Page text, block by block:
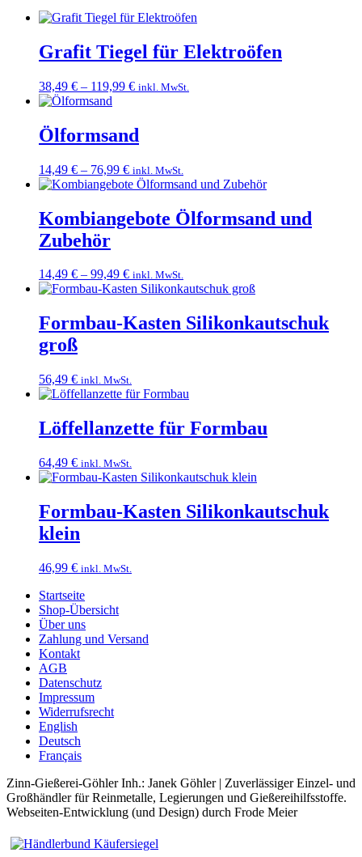
Grafit Tiegel für Elektroöfen
38,49 € – 119,99 €Preisspanne:
119,99 €
inkl. MwSt.
Ölformsand
14,49 € – 76,99 €Preisspanne:
14,49 €
76,99 €
inkl. MwSt.
Kombiangebote Ölformsand und
Zubehör
14,49 € – 99,49 €Preisspanne:
14,49 €
99,49 €
inkl. MwSt.
Formbau-Kasten Silikonkautschuk
groß
56,49 € inkl. MwSt.
Löffellanzette für Formbau
64,49 € inkl. MwSt.
Formbau-Kasten Silikonkautschuk
klein
46,99 € inkl. MwSt.
Startseite
Shop-Übersicht
Über uns
Zahlung und Versand
Kontakt
AGB
Datenschutz
Impressum
Widerrufsrecht
English
Deutsch
Français
Zinn-Gießerei-Göhler Inh.: Janek Göhler | Zuverlässiger Einzel- und
Großhändler für Reinmetalle, Legierungen und Gießereihilfsstoffe.
Webseiten-Entwicklung (und Design) durch Frode Meier